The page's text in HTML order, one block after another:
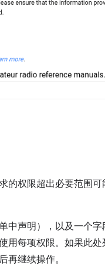
的权限超出必要范围
中声明），以及一个
用每项权限。如果此
再继续操作。